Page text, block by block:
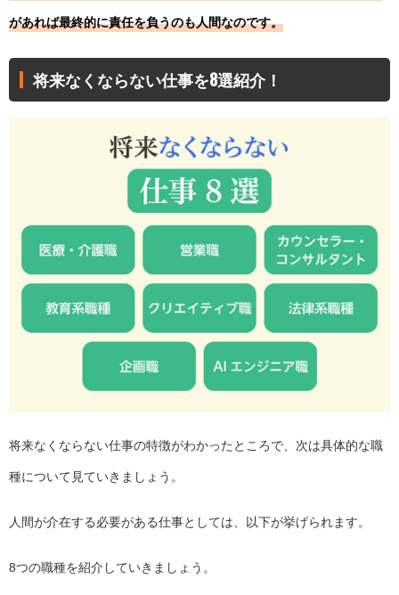
があれば最終的に責任を負うのも人間なのです。
将来なくならない仕事を8選紹介！
将来なくならない仕事の特徴がわかったところで、次は具体的な職
種について見ていきましょう。
人間が介在する必要がある仕事としては、以下が挙げられます。
8つの職種を紹介していきましょう。